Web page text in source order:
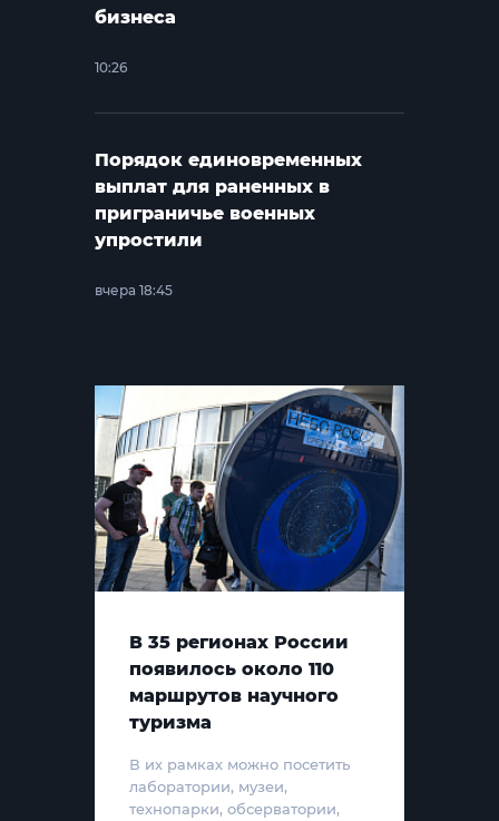
бизнеса
10:26
Порядок единовременных
выплат для раненных в
приграничье военных
упростили
вчера 18:45
В 35 регионах России
появилось около 110
маршрутов научного
туризма
В их рамках можно посетить
лаборатории, музеи,
технопарки, обсерватории,